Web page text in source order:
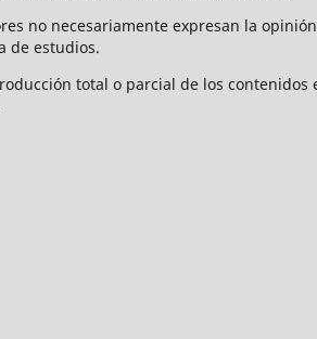
no necesariamente expresan la
de estudios.
total o parcial de los